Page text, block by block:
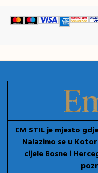
EM STIL je mjesto
Nalazimo se u
cijele Bosne i